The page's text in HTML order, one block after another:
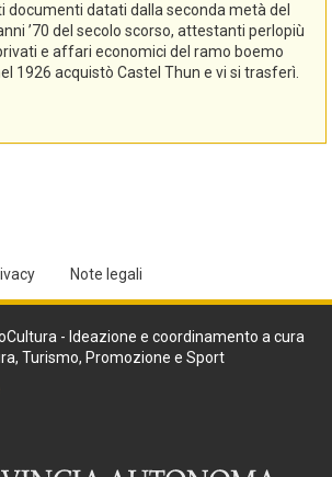
documenti datati dalla seconda metà del
’70 del secolo scorso, attestanti perlopiù
e affari economici del ramo boemo
1926 acquistò Castel Thun e vi si trasferì.
Note legali
- Ideazione e coordinamento a cura
Turismo, Promozione e Sport